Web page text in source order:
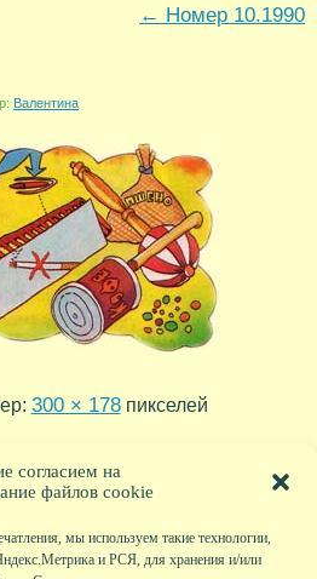
согласием на
файлов cookie
мы используем такие технологии,
и РСЯ, для хранения и/или
← Номер 10.1990
Валентина
300 × 178пикселей